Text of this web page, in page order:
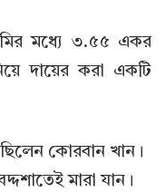
মধ্যে ৩.৫৫ একর
দায়ের করা একটি
কোরবান খান।
মারা যান।